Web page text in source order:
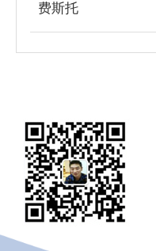
费斯托